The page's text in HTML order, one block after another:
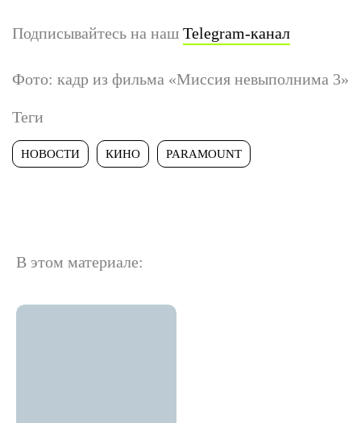
Подписывайтесь на наш Telegram-канал
Фото: кадр из фильма «Миссия невыполнима 3»
Теги
НОВОСТИ КИНО PARAMOUNT
В этом материале: